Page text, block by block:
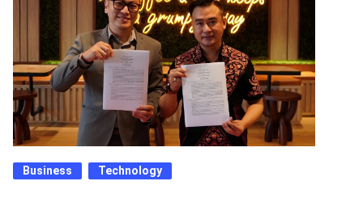
Business Technology